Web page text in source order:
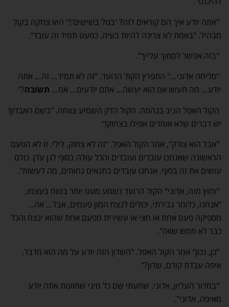
"אתה יודע איך הם קוראים לזה? 'בטל בשישים'!" היא צחקה בקול
מבהיל. "באמת לא צריכה להיות בעיה. כמעט תמיד זה עובד".
"בזה אפשר לסמוך עלייך".
"סליחה אדוני…" התפרץ הקול הרועד. "זה לא תמיד… זה… אתה
יודע… מה תעשו אם הוא יעשה… אתם יודעים… אמ… תשובה?"
הקול האפל הגיב בנהמה. הקול הדק השמיע צווחה. "בשם האבדון!
יש דברים שלא אומרים אפילו בצחוק!"
"אבל הוא צודק", אמר הקול האפל. "זה לא צחוק, לילי. זו לא הפעם
הראשונה שאנחנו עובדים ועובדים והכל עולה בסוף לגן עדן. כולם
עושים את זה בסוף. אנחנו עובדים בתנאים נחותים, מה לעשות".
"וחוץ מזה, אדוני" הקול הרועד נשמע מעט יותר בטוח בעצמו,
"אנחנו, כלומר גבירתי, יכולים לנצח המון פעמים, אבל… אה…
מספיקה פעם אחת או חצי או עשירית מפעם אחת שהוא ינצח והכל
כבר לא ממש שווה".
"כן, נכון" אמר הקול האפל. "השדון הזה יודע על מה הוא מדבר.
איפה עבדת קודם, שדון?"
"במדור העליון, אדוני. שמעתי שם כל מיני שמועות אתה יודע
מאיפה, אדוני".